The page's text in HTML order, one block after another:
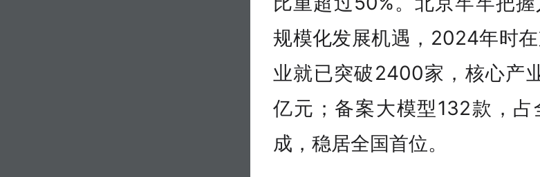
规模化发展机遇，2024年时
业就已突破2400家，核心产
亿元；备案大模型132款，占
成，稳居全国首位。